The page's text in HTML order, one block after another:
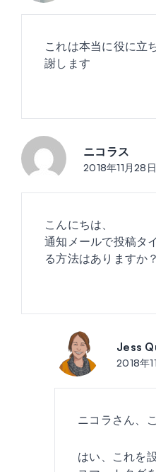
これは本当に役に立
謝します
ニコラス
2018年11月28
こんにちは、
通知メールで投稿タ
る方法はありますか？
Jess
2018年
ニコラさん、
はい、これを